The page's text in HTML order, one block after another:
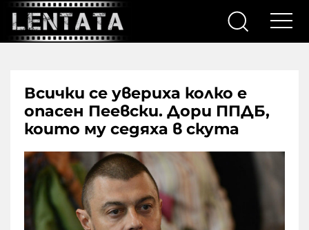
Всички се увериха колко е
опасен Пеевски. Дори ППДБ,
които му седяха в скута